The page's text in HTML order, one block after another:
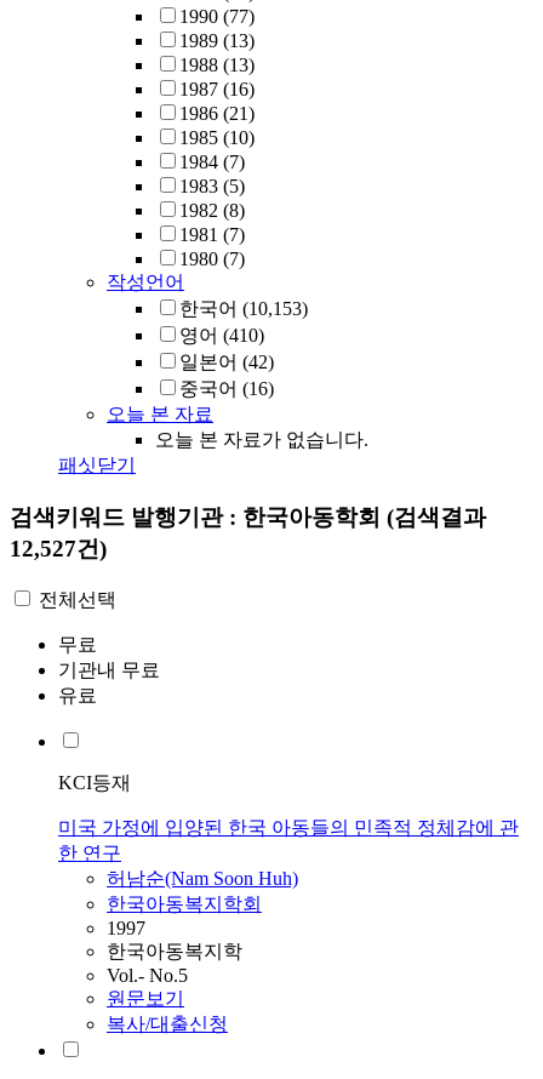
1990 (77)
1989 (13)
1988 (13)
1987 (16)
1986 (21)
1985 (10)
1984 (7)
1983 (5)
1982 (8)
1981 (7)
1980 (7)
작성언어
한국어 (10,153)
영어 (410)
일본어 (42)
중국어 (16)
오늘 본 자료
오늘 본 자료가 없습니다.
패싯닫기
검색키워드 발행기관 : 한국아동학회 (검색결과
12,527건)
전체선택
무료
기관내 무료
유료
KCI등재
미국 가정에 입양된 한국 아동들의 민족적 정체감에 관
한 연구
허남순(Nam Soon Huh)
한국아동복지학회
1997
한국아동복지학
Vol.- No.5
원문보기
복사/대출신청